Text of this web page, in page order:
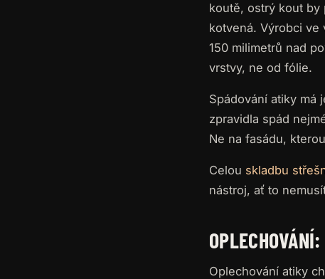
koutě, ostrý kout by
kotvená. Výrobci ve
150 milimetrů nad
vrstvy, ne od fólie.
Spádování atiky má
zpravidla spád
Ne na fasádu,
Celou skladbu
nástroj, ať to
Oplechování atiky